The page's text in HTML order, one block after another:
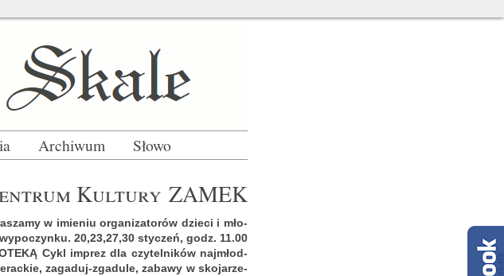
Archiwum Słowo
Kul­tu­ry ZAMEK
w imie­niu or­ga­ni­za­to­rów dzie­ci i mło­
20,23,27,30 sty­czeń, godz. 11.00
Cykl im­prez dla czy­tel­ni­ków naj­młod­
za­ga­duj-zga­du­le, za­ba­wy w sko­ja­rze­